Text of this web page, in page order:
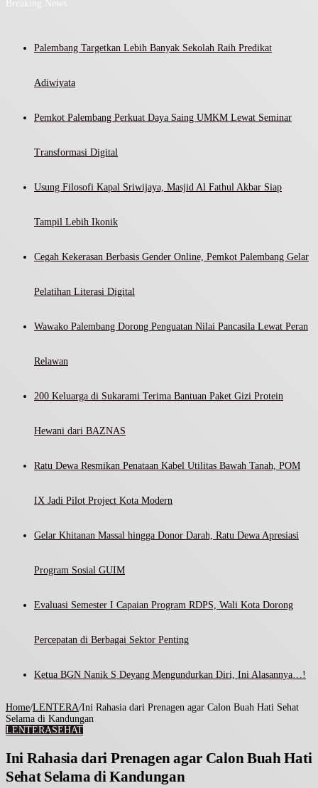
Breaking News
Palembang Targetkan Lebih Banyak Sekolah Raih Predikat
Adiwiyata
Pemkot Palembang Perkuat Daya Saing UMKM Lewat Seminar
Transformasi Digital
Usung Filosofi Kapal Sriwijaya, Masjid Al Fathul Akbar Siap
Tampil Lebih Ikonik
Cegah Kekerasan Berbasis Gender Online, Pemkot Palembang Gelar
Pelatihan Literasi Digital
Wawako Palembang Dorong Penguatan Nilai Pancasila Lewat Peran
Relawan
200 Keluarga di Sukarami Terima Bantuan Paket Gizi Protein
Hewani dari BAZNAS
Ratu Dewa Resmikan Penataan Kabel Utilitas Bawah Tanah, POM
IX Jadi Pilot Project Kota Modern
Gelar Khitanan Massal hingga Donor Darah, Ratu Dewa Apresiasi
Program Sosial GUIM
Evaluasi Semester I Capaian Program RDPS, Wali Kota Dorong
Percepatan di Berbagai Sektor Penting
Ketua BGN Nanik S Deyang Mengundurkan Diri, Ini Alasannya…!
Home/LENTERA/Ini Rahasia dari Prenagen agar Calon Buah Hati Sehat
Selama di Kandungan
LENTERASEHAT
Ini Rahasia dari Prenagen agar Calon Buah Hati
Sehat Selama di Kandungan